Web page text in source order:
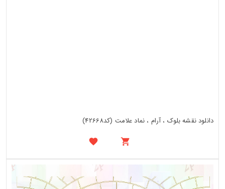
دانلود نقشه بلوک ، آرام ، نماد علامت (کد42668)